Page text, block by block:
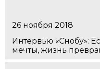
26 ноября 2018
Интервью «Снобу»:
мечты, жизнь